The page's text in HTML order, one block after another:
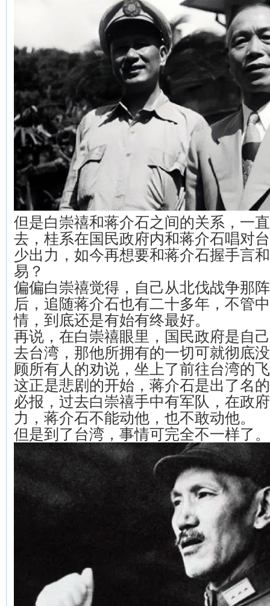
但是白崇禧和蒋介石之间的关系，一
去，桂系在国民政府内和蒋介石唱对
少出力，如今再想要和蒋介石握手言
易？
偏偏白崇禧觉得，自己从北伐战争那
后，追随蒋介石也有二十多年，不管
情，到底还是有始有终最好。
再说，在白崇禧眼里，国民政府是自
去台湾，那他所拥有的一切可就彻底
顾所有人的劝说，坐上了前往台湾的
这正是悲剧的开始，蒋介石是出了名
必报，过去白崇禧手中有军队，在政
力，蒋介石不能动他，也不敢动他。
但是到了台湾，事情可完全不一样了。